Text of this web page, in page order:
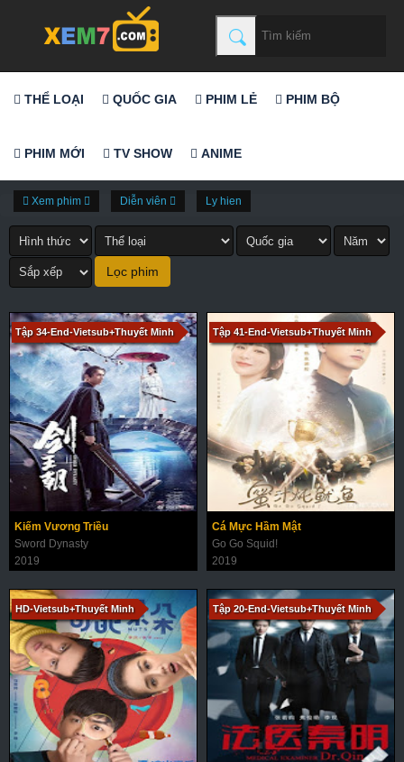
THỂ LOẠI QUỐC GIA PHIM LẺ PHIM BỘ
PHIM MỚI TV SHOW ANIME
Xem phim Diễn viên Ly hien
Tập 34-End-Vietsub+Thuyết Minh
Kiếm Vương Triều
Sword Dynasty
2019
Tập 41-End-Vietsub+Thuyết Minh
Cá Mực Hầm Mật
Go Go Squid!
2019
HD-Vietsub+Thuyết Minh Tập 20-End-Vietsub+Thuyết Minh